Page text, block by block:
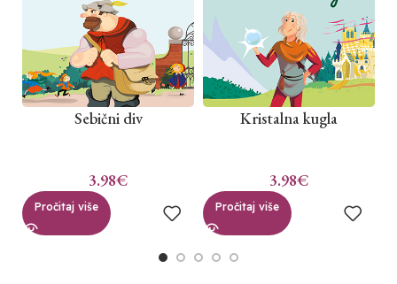
Sebični div
3.98€
Pročitaj više
Kristalna kugla
3.98€
Pročitaj više